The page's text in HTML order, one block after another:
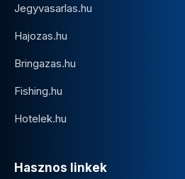
Jegyvasarlas.hu
Hajozas.hu
Bringazas.hu
Fishing.hu
Hotelek.hu
Hasznos linkek